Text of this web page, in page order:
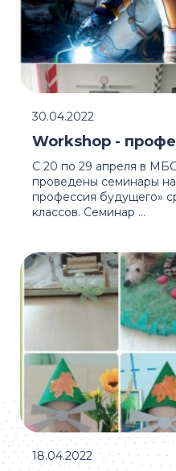
С 20 по 29 апреля в
проведены семинары
профессия будущего»
классов. Семинар ...
Workshop -
30.04.2022
18.04.2022